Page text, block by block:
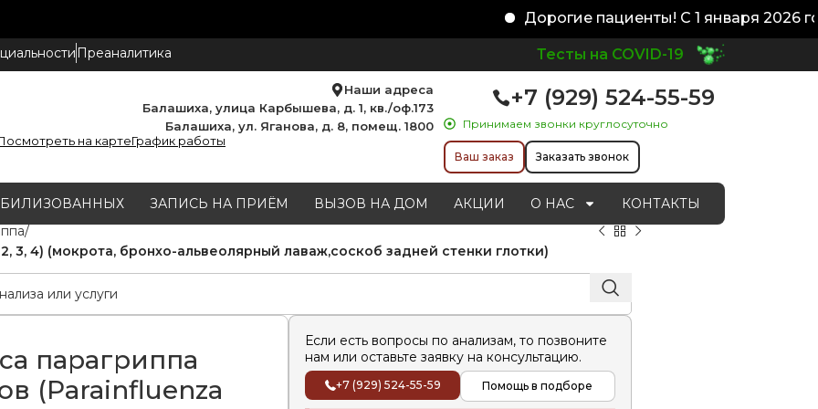
Дорогие пациенты! С 1 января 2026
Преаналитика Тесты на COVID-19
Наши адреса
Балашиха, улица Карбышева, д. 1, кв./оф.173
Балашиха, ул. Яганова, д. 8, помещ. 1800
на картеГрафик работы
+7 (929) 524-55-59
Принимаем звонки круглосуточно
Ваш заказ Заказать звонок
ЗАПИСЬ НА ПРИЁМ ВЫЗОВ НА ДОМ АКЦИИ О НАС
КОНТАКТЫ
3, 4) (мокрота, бронхо-альвеолярный лаваж,соскоб задней стенки глотки)
парагриппа
(Parainfluenza
Если есть вопросы по анализам, то позвоните
нам или оставьте заявку на консультацию.
+7 (929) 524-55-59 Помощь в подборе